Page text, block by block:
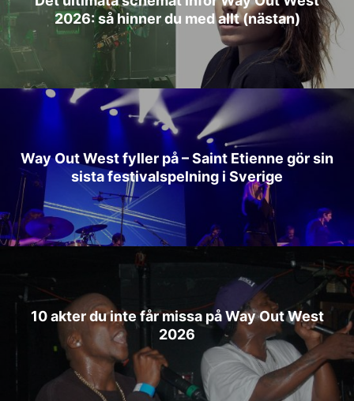
2026: så hinner du med allt (nästan)
Way Out West fyller på – Saint Etienne gör sin
sista festivalspelning i Sverige
10 akter du inte får missa på Way Out West
2026